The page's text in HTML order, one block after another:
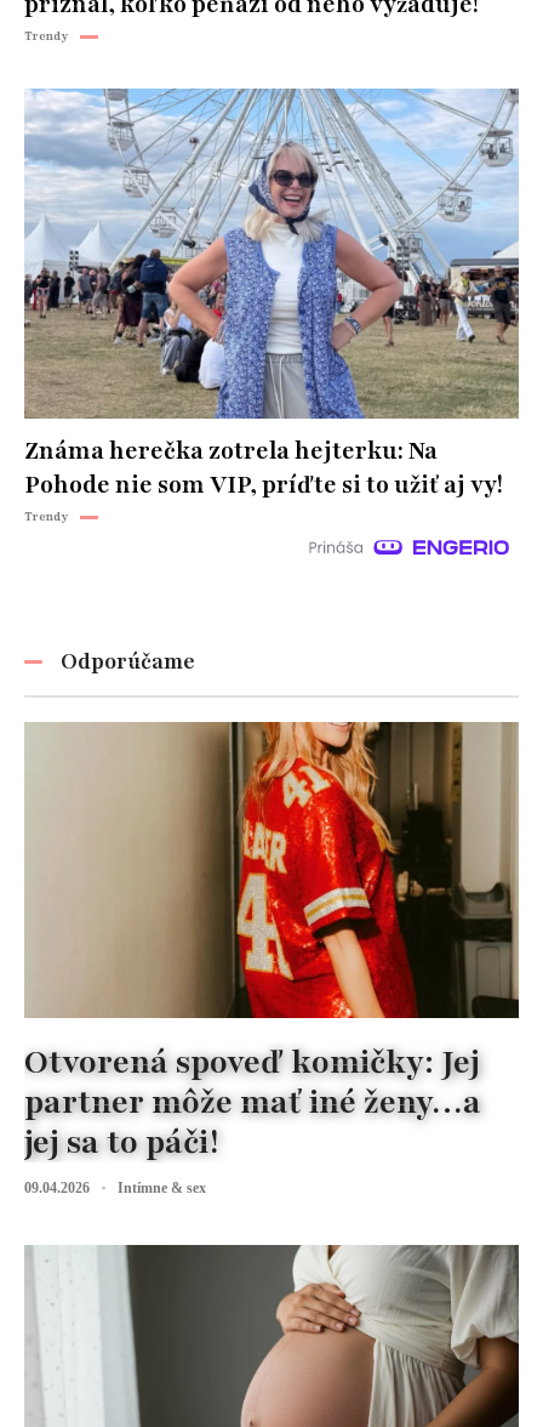
Trendy
Známa herečka zotrela hejterku: Na
Pohode nie som VIP, príďte si to užiť aj vy!
Trendy
Odporúčame
Otvorená spoveď komičky: Jej
partner môže mať iné ženy…a
jej sa to páči!
09.04.2026 Intímne & sex